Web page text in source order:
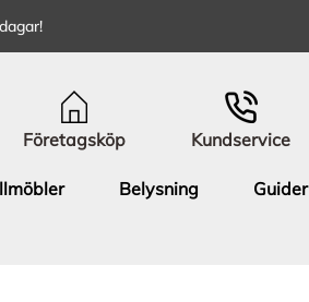
Företagsköp Kundservice
Belysning
Guider